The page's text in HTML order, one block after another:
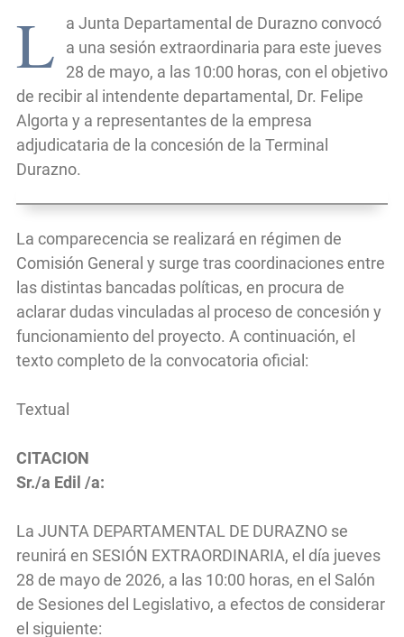
L
a Junta Departamental de Durazno convocó
a una sesión extraordinaria para este jueves
28 de mayo, a las 10:00 horas, con el objetivo
de recibir al intendente departamental, Dr. Felipe
Algorta y a representantes de la empresa
adjudicataria de la concesión de la Terminal
Durazno.
La comparecencia se realizará en régimen de
Comisión General y surge tras coordinaciones entre
las distintas bancadas políticas, en procura de
aclarar dudas vinculadas al proceso de concesión y
funcionamiento del proyecto. A continuación, el
texto completo de la convocatoria oficial:
Textual
CITACION
Sr./a Edil /a:
La JUNTA DEPARTAMENTAL DE DURAZNO se
reunirá en SESIÓN EXTRAORDINARIA, el día jueves
28 de mayo de 2026, a las 10:00 horas, en el Salón
de Sesiones del Legislativo, a efectos de considerar
el siguiente: